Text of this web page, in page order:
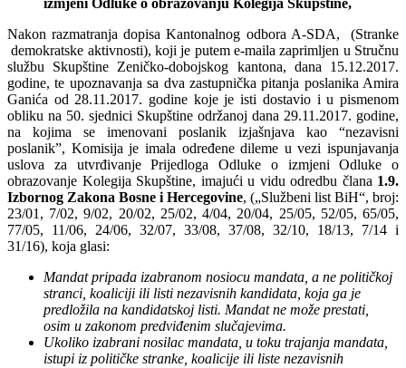
Nakon razmatranja dopisa Kantonalnog odbora A-SDA, (Stranke
demokratske aktivnosti), koji je putem e-maila zaprimljen u Stručnu
službu Skupštine Zeničko-dobojskog kantona, dana 15.12.2017.
godine, te upoznavanja sa dva zastupnička pitanja poslanika Amira
Ganića od 28.11.2017. godine koje je isti dostavio i u pismenom
obliku na 50. sjednici Skupštine održanoj dana 29.11.2017. godine,
na kojima se imenovani poslanik izjašnjava kao “nezavisni
poslanik”, Komisija je imala određene dileme u vezi ispunjavanja
uslova za utvrđivanje Prijedloga Odluke o izmjeni Odluke o
obrazovanje Kolegija Skupštine, imajući u vidu odredbu člana 1.9.
Izbornog Zakona Bosne i Hercegovine, („Službeni list BiH“, broj:
23/01, 7/02, 9/02, 20/02, 25/02, 4/04, 20/04, 25/05, 52/05, 65/05,
77/05, 11/06, 24/06, 32/07, 33/08, 37/08, 32/10, 18/13, 7/14 i
31/16), koja glasi:
Mandat pripada izabranom nosiocu mandata, a ne političkoj
stranci, koaliciji ili listi nezavisnih kandidata, koja ga je
predložila na kandidatskoj listi. Mandat ne može prestati,
osim u zakonom predviđenim slučajevima.
Ukoliko izabrani nosilac mandata, u toku trajanja mandata,
istupi iz političke stranke, koalicije ili liste nezavisnih